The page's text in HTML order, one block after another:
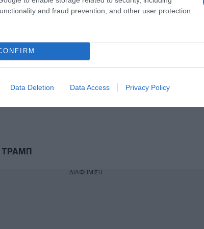
and fraud prevention, and other user protection.
Data Deletion Data Access Privacy Policy
Google
και μάθετε πρώτοι όλες τις ειδήσεις
ΔΙΑΦΗΜΙΣΗ